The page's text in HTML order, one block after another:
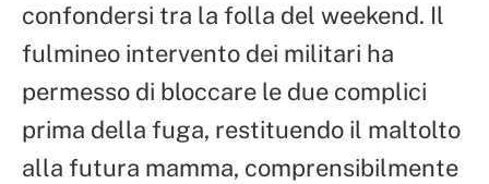
confondersi tra la folla del weekend. Il
fulmineo intervento dei militari ha
permesso di bloccare le due complici
prima della fuga, restituendo il maltolto
alla futura mamma, comprensibilmente